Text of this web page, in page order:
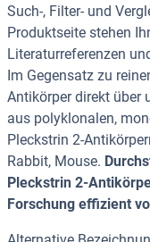
Such-, Filter- und
Produktseite stehen
Literaturreferenzen
Im Gegensatz zu
Antikörper direkt über
aus polyklonalen,
Pleckstrin 2-
Rabbit, Mouse.
Pleckstrin 2-
Forschung effizient